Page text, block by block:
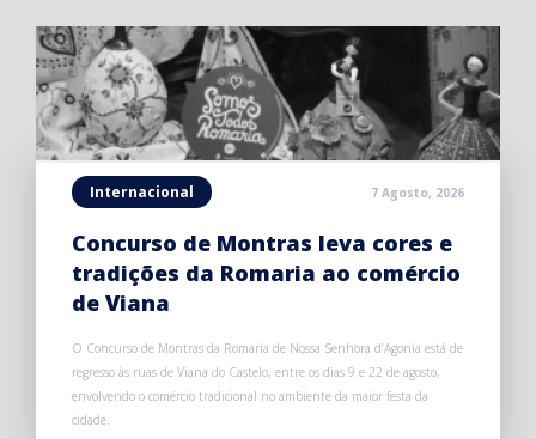
Internacional 7 Agosto, 2026
Concurso de Montras leva cores e
tradições da Romaria ao comércio
de Viana
O Concurso de Montras da Romaria de Nossa Senhora d’Agonia está de
regresso às ruas de Viana do Castelo, entre os dias 9 e 22 de agosto,
envolvendo o comércio tradicional no ambiente da maior festa da
cidade.